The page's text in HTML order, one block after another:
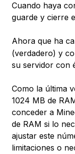
Cuando haya
guarde y cierre
Ahora que ha
(verdadero) y
su servidor con
Como la última
1024 MB de
conceder a
de RAM si lo
ajustar este
limitaciones o